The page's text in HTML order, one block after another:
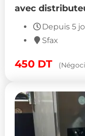
avec
Depuis 5
Sfax
450 DT